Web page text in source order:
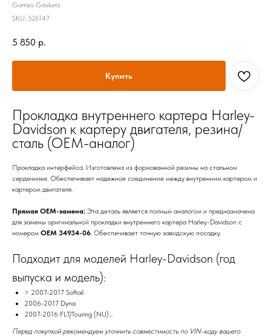
Games Gaskets
SKU: 526147
5 850 р.
Купить
Прокладка внутреннего картера Harley-
Davidson к картеру двигателя, резина/
сталь (OEM-аналог)
Прокладка интерфейса. Изготовлена из формованной резины на стальном
сердечнике. Обеспечивает надежное соединение между внутренним картером и
картером двигателя.
Прямая OEM-замена: Эта деталь является полным аналогом и предназначена
для замены оригинальной прокладки внутреннего картера Harley-Davidson с
номером OEM 34934-06. Обеспечивает точную заводскую посадку.
Подходит для моделей Harley-Davidson (год
выпуска и модель):
> 2007-2017 Softail
2006-2017 Dyna
2007-2016 FLT/Touring (NU)...
Перед покупкой рекомендуем уточнить совместимость по VIN-коду вашего